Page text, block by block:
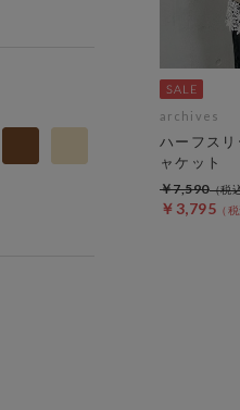
archives
ハーフス
ャケット
￥3,795
￥7,590